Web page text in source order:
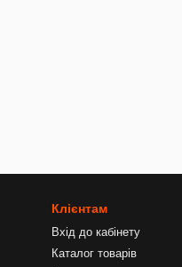
Клієнтам
Вхід до кабінету
Каталог товарів